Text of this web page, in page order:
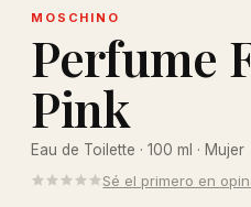
MOSCHINO
Perfume
Pink
Eau de Toilette · 100 ml · Mujer
Sé el primero en